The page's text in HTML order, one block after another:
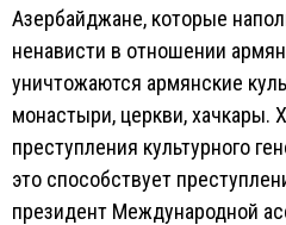
Азербайджане, которые
ненависти в отношении
уничтожаются армянские
монастыри, церкви, хачкары.
преступления культурного
это способствует
президент Международной